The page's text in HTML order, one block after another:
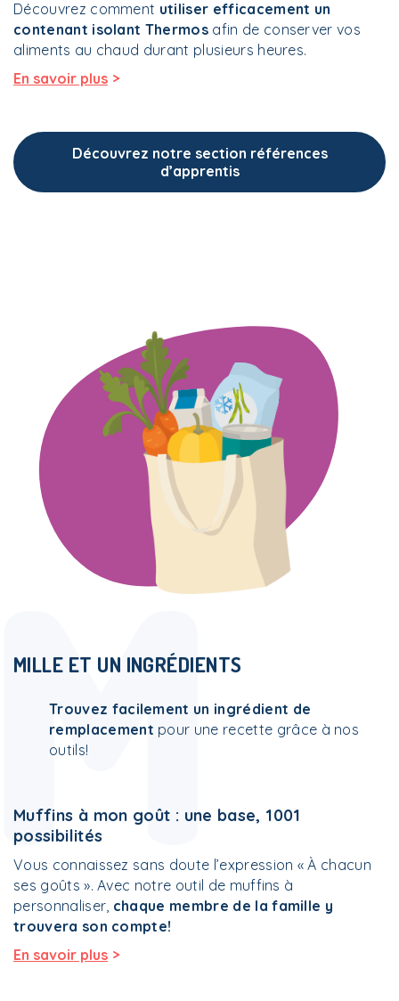
Découvrez comment utiliser efficacement un
contenant isolant Thermos afin de conserver vos
aliments au chaud durant plusieurs heures.
En savoir plus >
Découvrez notre section références
d’apprentis
MILLE ET UN INGRÉDIENTS
Trouvez facilement un ingrédient de
remplacement pour une recette grâce à nos
outils!
Muffins à mon goût : une base, 1001
possibilités
Vous connaissez sans doute l’expression « À chacun
ses goûts ». Avec notre outil de muffins à
personnaliser, chaque membre de la famille y
trouvera son compte!
En savoir plus >